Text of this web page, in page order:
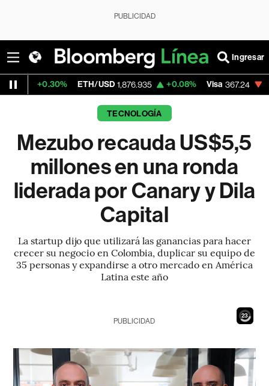
PUBLICIDAD
Ingresar
ETH/USD 1,876.935 +0.08% Visa 367.24 -0.64%
TECNOLOGÍA
Mezubo recauda US$5,5
millones en una ronda
liderada por Canary y Dila
Capital
La startup dijo que utilizará las ganancias para hacer
crecer su negocio en Colombia, duplicar su equipo de
35 personas y expandirse a otro mercado en América
Latina este año
21
PUBLICIDAD